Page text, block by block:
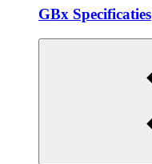
GBx Specificaties